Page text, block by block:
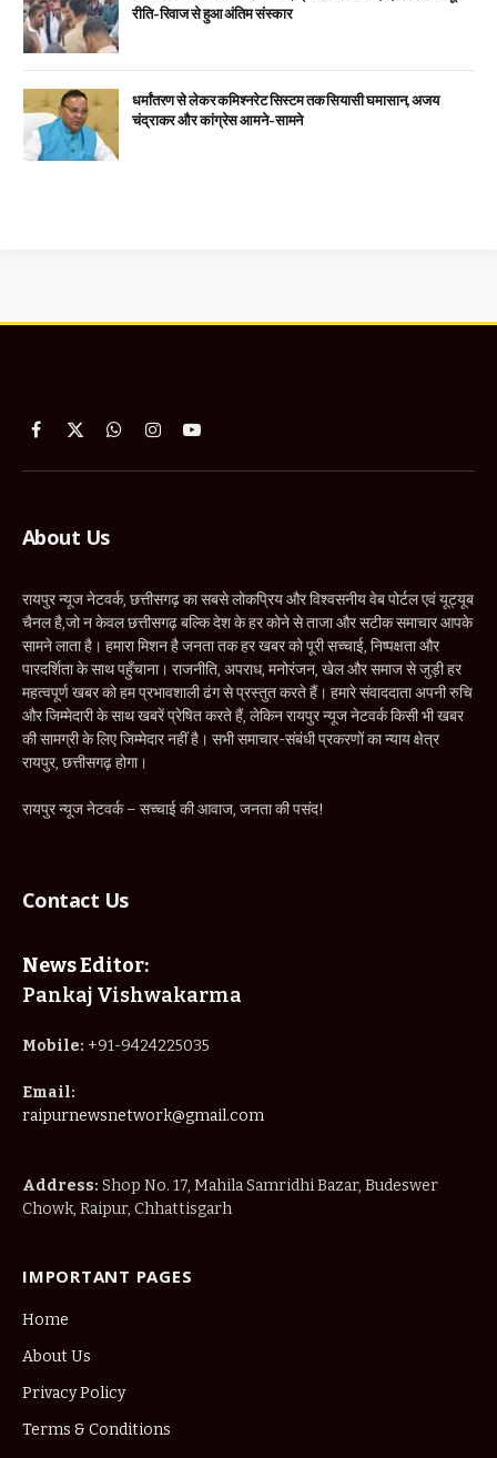
रीति-रिवाज से हुआ अंतिम संस्कार
धर्मांतरण से लेकर कमिश्नरेट सिस्टम तक सियासी घमासान, अजय
चंद्राकर और कांग्रेस आमने-सामने
Facebook
X
WhatsApp
InstagramYouTube
About Us
रायपुर न्यूज नेटवर्क, छत्तीसगढ़ का सबसे लोकप्रिय और विश्वसनीय वेब पोर्टल एवं यूट्यूब
चैनल है,जो न केवल छत्तीसगढ़ बल्कि देश के हर कोने से ताजा और सटीक समाचार आपके
सामने लाता है। हमारा मिशन है जनता तक हर खबर को पूरी सच्चाई, निष्पक्षता और
पारदर्शिता के साथ पहुँचाना। राजनीति, अपराध, मनोरंजन, खेल और समाज से जुड़ी हर
महत्वपूर्ण खबर को हम प्रभावशाली ढंग से प्रस्तुत करते हैं। हमारे संवाददाता अपनी रुचि
और जिम्मेदारी के साथ खबरें प्रेषित करते हैं, लेकिन रायपुर न्यूज नेटवर्क किसी भी खबर
की सामग्री के लिए जिम्मेदार नहीं है। सभी समाचार-संबंधी प्रकरणों का न्याय क्षेत्र
रायपुर, छत्तीसगढ़ होगा।
रायपुर न्यूज नेटवर्क – सच्चाई की आवाज, जनता की पसंद!
Contact Us
News Editor:
Pankaj Vishwakarma
Mobile: +91-9424225035
Email:
raipurnewsnetwork@gmail.com
Address: Shop No. 17, Mahila Samridhi Bazar, Budeswer
Chowk, Raipur, Chhattisgarh
IMPORTANT PAGES
Home
About Us
Privacy Policy
Terms & Conditions